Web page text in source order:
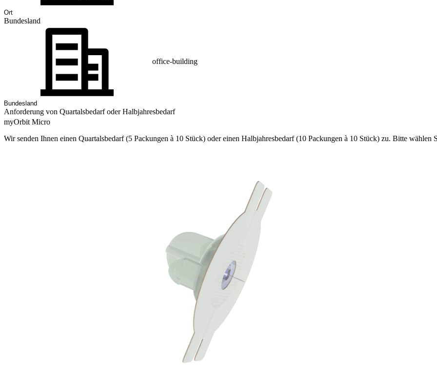
Bundesland
office-building
Anforderung von Quartalsbedarf oder Halbjahresbedarf
myOrbit Micro
Wir senden Ihnen einen Quartalsbedarf (5 Packungen à 10 Stück) oder einen Halbjahresbedarf (10 Packungen à 10 Stück) zu. Bitte wählen